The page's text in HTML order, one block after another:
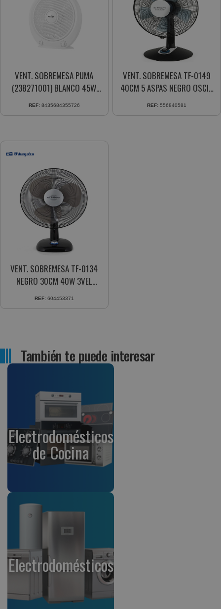
VENT. SOBREMESA PUMA
(238271001) BLANCO 45W
REF: 8435684355726
VENT. SOBREMESA TF-0149
40CM 5 ASPAS NEGRO OSCIL.
REF: 556840581
VENT. SOBREMESA TF-0134
NEGRO 30CM 40W 3VEL
REF: 604453371
También te puede interesar
Electrodomésticos
de Cocina
Electrodomésticos